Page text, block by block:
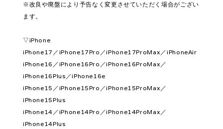
※改良や廃盤により予告なく変更させていただく場合がござい
ます。
▽iPhone
iPhone17／iPhone17Pro／iPhone17ProMax／iPhoneAir
iPhone16／iPhone16Pro／iPhone16ProMax／
iPhone16Plus／iPhone16e
iPhone15／iPhone15Pro／iPhone15ProMax／
iPhone15Plus
iPhone14／iPhone14Pro／iPhone14ProMax／
iPhone14Plus